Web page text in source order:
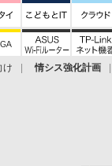
け 情シス強化計画